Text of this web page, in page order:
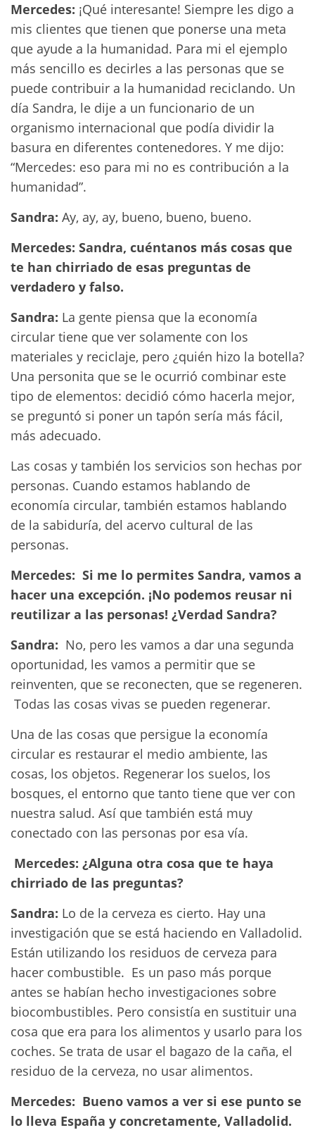
Mercedes: ¡Qué interesante! Siempre les digo a
mis clientes que tienen que ponerse una meta
que ayude a la humanidad. Para mi el ejemplo
más sencillo es decirles a las personas que se
puede contribuir a la humanidad reciclando. Un
día Sandra, le dije a un funcionario de un
organismo internacional que podía dividir la
basura en diferentes contenedores. Y me dijo:
“Mercedes: eso para mi no es contribución a la
humanidad”.
Sandra: Ay, ay, ay, bueno, bueno, bueno.
Mercedes: Sandra, cuéntanos más cosas que
te han chirriado de esas preguntas de
verdadero y falso.
Sandra: La gente piensa que la economía
circular tiene que ver solamente con los
materiales y reciclaje, pero ¿quién hizo la botella?
Una personita que se le ocurrió combinar este
tipo de elementos: decidió cómo hacerla mejor,
se preguntó si poner un tapón sería más fácil,
más adecuado.
Las cosas y también los servicios son hechas por
personas. Cuando estamos hablando de
economía circular, también estamos hablando
de la sabiduría, del acervo cultural de las
personas.
Mercedes: Si me lo permites Sandra, vamos a
hacer una excepción. ¡No podemos reusar ni
reutilizar a las personas! ¿Verdad Sandra?
Sandra: No, pero les vamos a dar una segunda
oportunidad, les vamos a permitir que se
reinventen, que se reconecten, que se regeneren.
Todas las cosas vivas se pueden regenerar.
Una de las cosas que persigue la economía
circular es restaurar el medio ambiente, las
cosas, los objetos. Regenerar los suelos, los
bosques, el entorno que tanto tiene que ver con
nuestra salud. Así que también está muy
conectado con las personas por esa vía.
Mercedes: ¿Alguna otra cosa que te haya
chirriado de las preguntas?
Sandra: Lo de la cerveza es cierto. Hay una
investigación que se está haciendo en Valladolid.
Están utilizando los residuos de cerveza para
hacer combustible. Es un paso más porque
antes se habían hecho investigaciones sobre
biocombustibles. Pero consistía en sustituir una
cosa que era para los alimentos y usarlo para los
coches. Se trata de usar el bagazo de la caña, el
residuo de la cerveza, no usar alimentos.
Mercedes: Bueno vamos a ver si ese punto se
lo lleva España y concretamente, Valladolid.